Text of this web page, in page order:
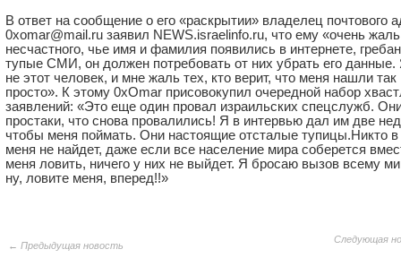
В ответ на сообщение о его «раскрытии» владелец почтового
0xomar@mail.ru заявил NEWS.israelinfo.ru, что ему «очень жаль
несчастного, чье имя и фамилия появились в интернете,
тупые СМИ, он должен потребовать от них убрать его
не этот человек, и мне жаль тех, кто верит, что меня нашли так
просто». К этому 0xОmar присовокупил очередной набор
заявлений: «Это еще один провал израильских спецслужб.
простаки, что снова провалились! Я в интервью дал им две
чтобы меня поймать. Они настоящие отсталые тупицы.Никто
меня не найдет, даже если все население мира соберется
меня ловить, ничего у них не выйдет. Я бросаю вызов всему
ну, ловите меня, вперед!!»
← Предыдущая новость
Следующая